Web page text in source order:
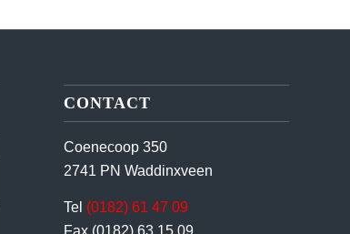
CONTACT
Coenecoop 350
2741 PN Waddinxveen
Tel (0182) 61 47 09
Fax (0182) 63 15 09